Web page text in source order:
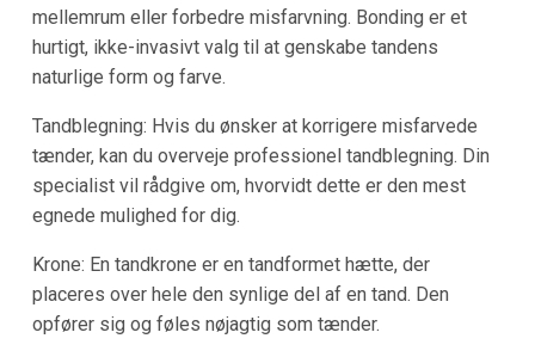
mellemrum eller forbedre misfarvning. Bonding er et
hurtigt, ikke-invasivt valg til at genskabe tandens
naturlige form og farve.
Tandblegning: Hvis du ønsker at korrigere misfarvede
tænder, kan du overveje professionel tandblegning. Din
specialist vil rådgive om, hvorvidt dette er den mest
egnede mulighed for dig.
Krone: En tandkrone er en tandformet hætte, der
placeres over hele den synlige del af en tand. Den
opfører sig og føles nøjagtig som tænder.